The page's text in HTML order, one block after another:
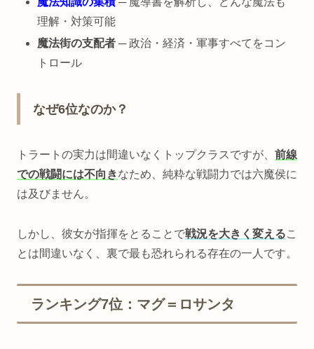
理解・対策可能
魔法街の支配者 ─ 政治・経済・軍事すべてをコン
トロール
なぜ6位なのか？
トラートの実力は間違いなくトップクラスですが、 前線
での戦闘には不向きなため、純粋な戦闘力では六魔侯に
は及びません。
しかし、彼女が指揮をとることで戦況を大きく変えるこ
とは間違いなく、裏で最も恐れられる存在の一人です。
ランキング7位：マグ＝ロサンタ